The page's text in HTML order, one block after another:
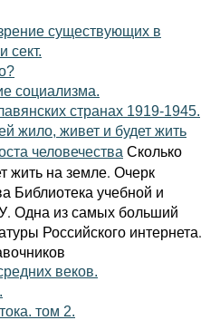
существующих в
сект.
социализма.
странах 1919-1945.
жило, живет и будет жить
человечества Сколько
жить на земле. Очерк
Библиотека учебной и
Одна из самых больший
Российского интернета.
веков.
том 2.